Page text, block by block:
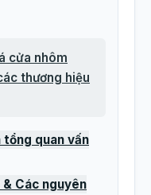
cửa nhôm
thương hiệu
tổng quan vấn
Các nguyên